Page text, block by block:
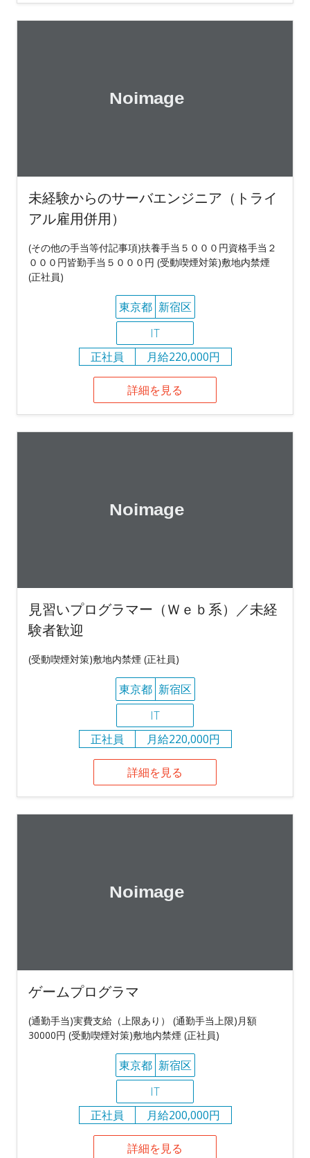
未経験からのサーバエンジニア（トライ
アル雇用併用）
(その他の手当等付記事項)扶養手当５０００円資格手当２
０００円皆勤手当５０００円 (受動喫煙対策)敷地内禁煙
(正社員)
東京都 新宿区
IT
正社員
月給220,000円
詳細を見る
見習いプログラマー（Ｗｅｂ系）／未経
験者歓迎
(受動喫煙対策)敷地内禁煙 (正社員)
東京都 新宿区
IT
正社員
月給220,000円
詳細を見る
ゲームプログラマ
(通勤手当)実費支給（上限あり） (通勤手当上限)月額
30000円 (受動喫煙対策)敷地内禁煙 (正社員)
東京都 新宿区
IT
正社員
月給200,000円
詳細を見る